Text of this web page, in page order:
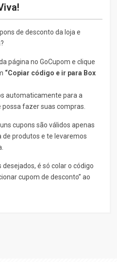
de desconto da loja e
página no GoCupom e clique
“Copiar código e ir para Box
automaticamente para a
fazer suas compras.
cupons são válidos apenas
produtos e te levaremos
é só colar o código
cupom de desconto” ao